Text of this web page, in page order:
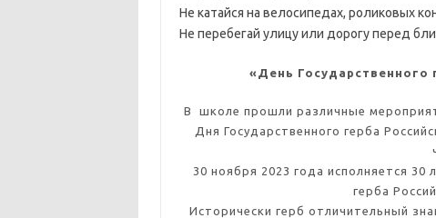
Не катайся на велосипедах, роликовых
Не перебегай улицу или дорогу перед
«День Государственного
В школе прошли различные
Дня Государственного герба
30 ноября 2023 года исполняется 30
герба
Исторически герб отличительный